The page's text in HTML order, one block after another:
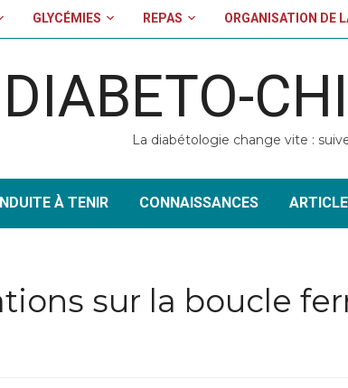
GLYCÉMIES REPAS ORGANISATION DE
DIABETO-
La diabétologie change vite :
À TENIR CONNAISSANCES
sur la boucle